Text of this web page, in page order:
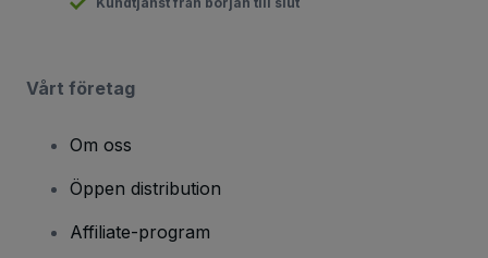
Vårt företag
Om oss
Öppen distribution
Affiliate-program